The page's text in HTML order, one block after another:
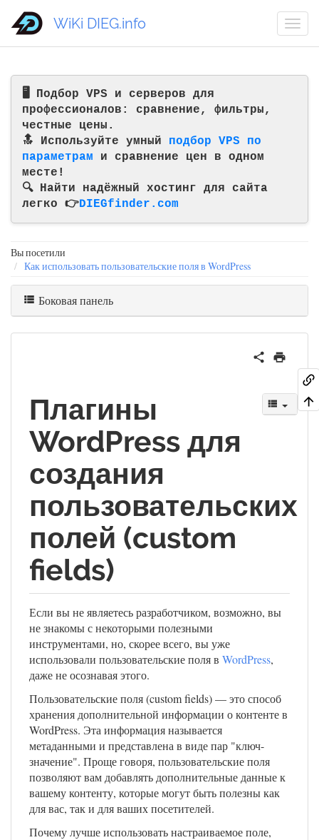
🖥️ Подбор VPS и серверов для
профессионалов: сравнение, фильтры,
честные цены.
🔝 Используйте умный подбор VPS по
параметрам и сравнение цен в одном
месте!
🔍 Найти надёжный хостинг для сайта
легко 👉DIEGfinder.com
WiKi DIEG.info
Вы посетили
Как использовать пользовательские поля в WordPress
Боковая панель
Плагины
WordPress для
создания
пользовательских
полей (custom
fields)
Если вы не являетесь разработчиком, возможно, вы
не знакомы с некоторыми полезными
инструментами, но, скорее всего, вы уже
использовали пользовательские поля в WordPress,
даже не осознавая этого.
Пользовательские поля (custom fields) — это способ
хранения дополнительной информации о контенте в
WordPress. Эта информация называется
метаданными и представлена в виде пар "ключ-
значение". Проще говоря, пользовательские поля
позволяют вам добавлять дополнительные данные к
вашему контенту, которые могут быть полезны как
для вас, так и для ваших посетителей.
Почему лучше использовать настраиваемое поле,